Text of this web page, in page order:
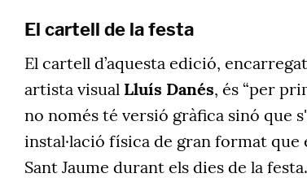
El cartell de la festa
El cartell d’aquesta edició,
artista visual Lluís Danés, és “per
no només té versió gràfica sinó que
instal·lació física de gran format que
Sant Jaume durant els dies de la